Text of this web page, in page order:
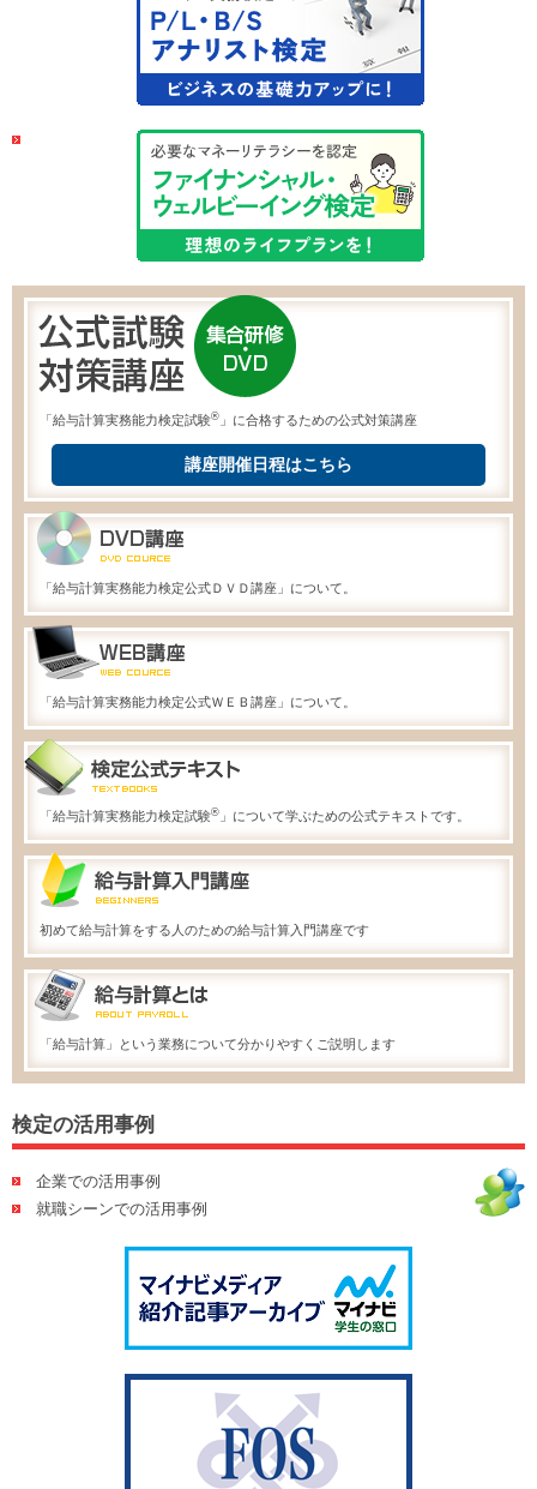
「給与計算実務能力検定試験® 」に合格するための公式対策講座
講座開催日程はこちら
「給与計算実務能力検定公式ＤＶＤ講座」について。
「給与計算実務能力検定公式ＷＥＢ講座」について。
「給与計算実務能力検定試験® 」について学ぶための公式テキストです。
初めて給与計算をする人のための給与計算入門講座です
「給与計算」という業務について分かりやすくご説明します
検定の活用事例
企業での活用事例
就職シーンでの活用事例